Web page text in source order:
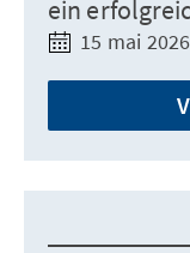
ein
15 mai 2026